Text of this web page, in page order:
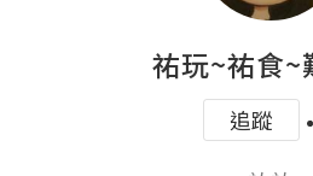
祐玩~祐食~
追蹤